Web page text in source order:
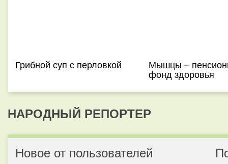
Грибной суп с перловкой Мышцы –
фонд здоровья
НАРОДНЫЙ РЕПОРТЕР
Новое от пользователей